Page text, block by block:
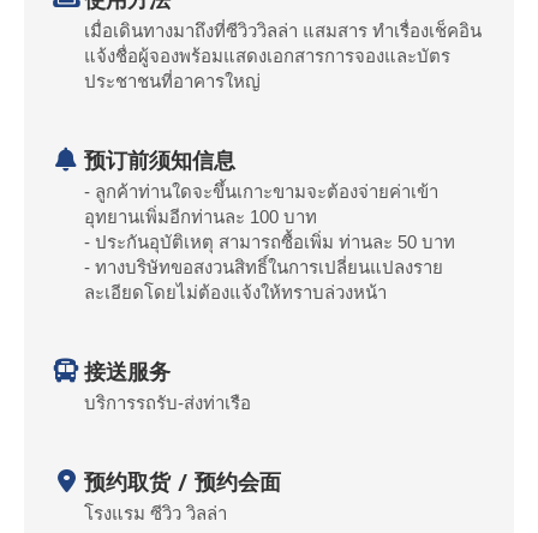
เมื่อเดินทางมาถึงที่ซีวิววิลล่า แสมสาร ทำเรื่องเช็คอิน
แจ้งชื่อผู้จองพร้อมแสดงเอกสารการจองและบัตร
ประชาชนที่อาคารใหญ่
预订前须知信息
- ลูกค้าท่านใดจะขึ้นเกาะขามจะต้องจ่ายค่าเข้า
อุทยานเพิ่มอีกท่านละ 100 บาท
- ประกันอุบัติเหตุ สามารถซื้อเพิ่ม ท่านละ 50 บาท
- ทางบริษัทขอสงวนสิทธิ์ในการเปลี่ยนแปลงราย
ละเอียดโดยไม่ต้องแจ้งให้ทราบล่วงหน้า
接送服务
บริการรถรับ-ส่งท่าเรือ
预约取货 / 预约会面
โรงแรม ซีวิว วิลล่า